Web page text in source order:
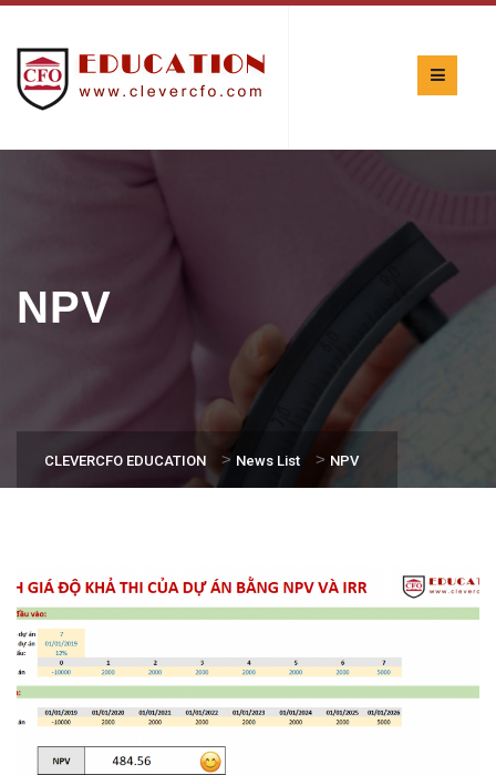
NPV
CLEVERCFO EDUCATION > News List > NPV